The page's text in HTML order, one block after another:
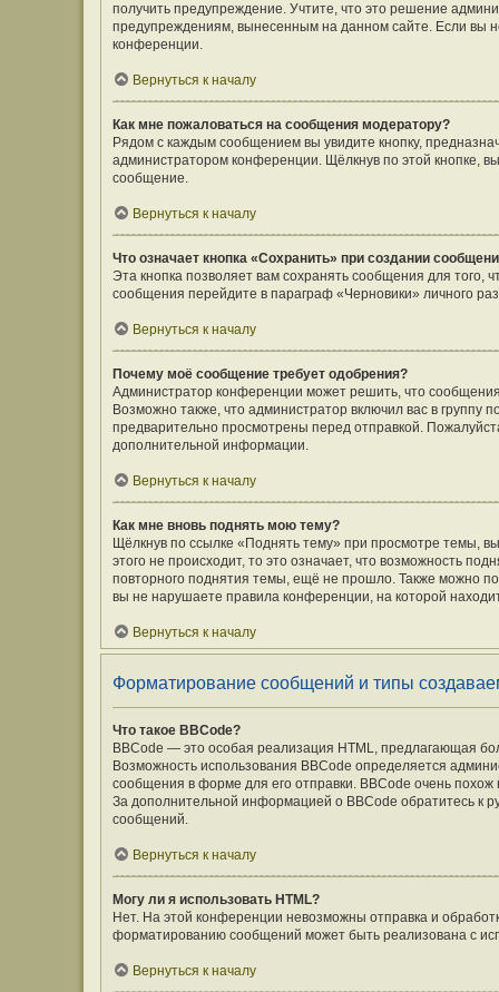
получить предупреждение. Учтите, что это решение
предупреждениям, вынесенным на данном сайте. Если вы
конференции.
Вернуться к началу
Как мне пожаловаться на сообщения модератору?
Рядом с каждым сообщением вы увидите кнопку,
администратором конференции. Щёлкнув по этой кнопке,
сообщение.
Вернуться к началу
Что означает кнопка «Сохранить» при создании
Эта кнопка позволяет вам сохранять сообщения для того,
сообщения перейдите в параграф «Черновики» личного
Вернуться к началу
Почему моё сообщение требует одобрения?
Администратор конференции может решить, что
Возможно также, что администратор включил вас в
предварительно просмотрены перед отправкой.
дополнительной информации.
Вернуться к началу
Как мне вновь поднять мою тему?
Щёлкнув по ссылке «Поднять тему» при просмотре темы,
этого не происходит, то это означает, что возможность
повторного поднятия темы, ещё не прошло. Также можно
вы не нарушаете правила конференции, на которой
Вернуться к началу
Форматирование сообщений и типы
Что такое BBCode?
BBCode — это особая реализация HTML, предлагающая
Возможность использования BBCode определяется
сообщения в форме для его отправки. BBCode очень похож
За дополнительной информацией о BBCode обратитесь к
сообщений.
Вернуться к началу
Могу ли я использовать HTML?
Нет. На этой конференции невозможны отправка и
форматированию сообщений может быть реализована с
Вернуться к началу